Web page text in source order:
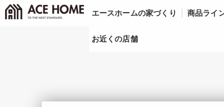
エースホームの家づくり 商品ライ
お近くの店舗